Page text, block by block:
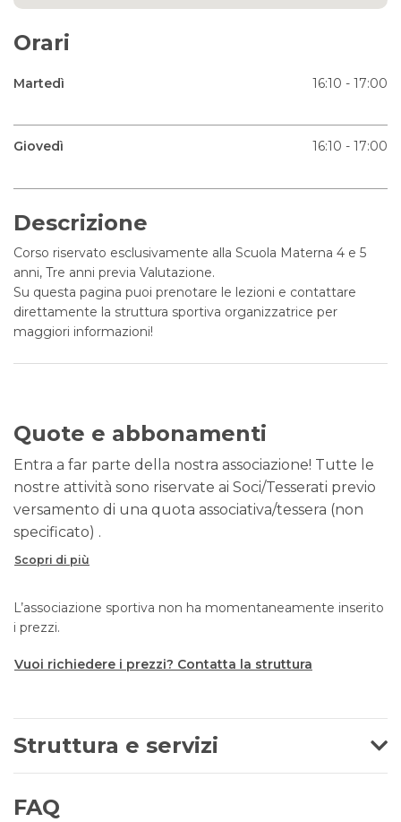
Orari
Martedì 16:10 - 17:00
Giovedì 16:10 - 17:00
Descrizione
Corso riservato esclusivamente alla Scuola Materna 4 e 5
anni, Tre anni previa Valutazione.
Su questa pagina puoi prenotare le lezioni e contattare
direttamente la struttura sportiva organizzatrice per
maggiori informazioni!
Quote e abbonamenti
Entra a far parte della nostra associazione! Tutte le
nostre attività sono riservate ai Soci/Tesserati previo
versamento di una quota associativa/tessera (non
specificato) .
Scopri di più
L’associazione sportiva non ha momentaneamente inserito
i prezzi.
Vuoi richiedere i prezzi? Contatta la struttura
Struttura e servizi
FAQ